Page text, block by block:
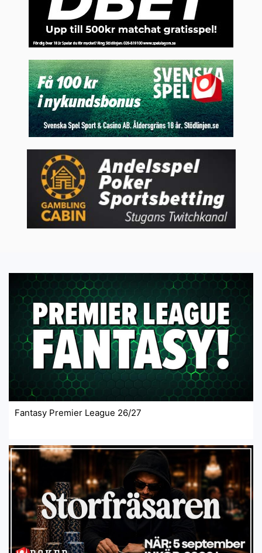
Fantasy Premier League 26/27